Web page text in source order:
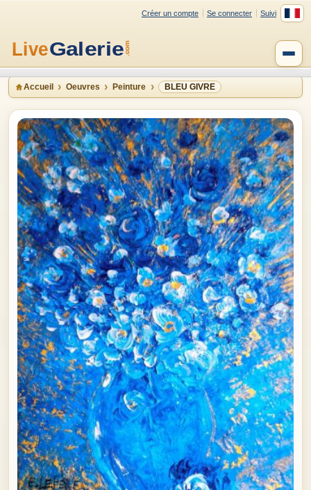
Créer un compte Se connecter Suivi
Accueil Oeuvres Peinture BLEU GIVRE